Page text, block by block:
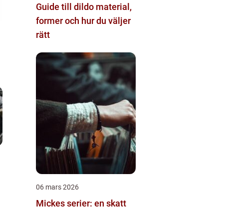
Guide till dildo material,
former och hur du väljer
rätt
06 mars 2026
Mickes serier: en skatt